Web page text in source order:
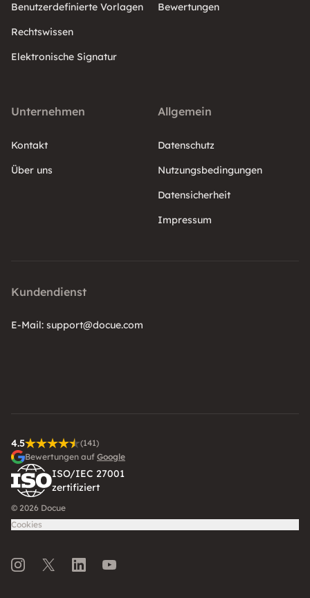
Benutzerdefinierte Vorlagen
Rechtswissen
Elektronische Signatur
Bewertungen
Unternehmen
Kontakt
Über uns
Allgemein
Datenschutz
Nutzungsbedingungen
Datensicherheit
Impressum
Kundendienst
E-Mail: support@docue.com
4.5
(141)
Bewertungen auf Google
ISO/IEC 27001
zertifiziert
© 2026 Docue
Cookies
InstagramTwitterLinkedInYoutube